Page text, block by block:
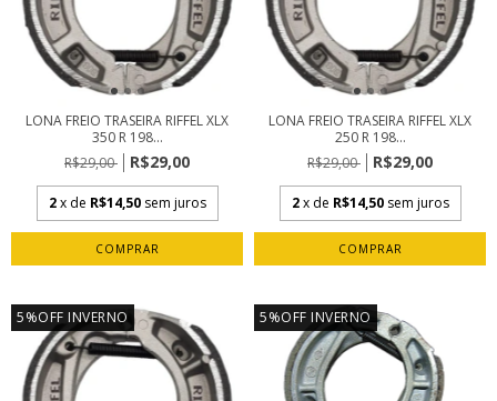
LONA FREIO TRASEIRA RIFFEL XLX
350 R 198...
R$29,00
R$29,00
2 x de R$14,50 sem juros
LONA FREIO TRASEIRA RIFFEL XLX
250 R 198...
R$29,00
R$29,00
2 x de R$14,50 sem juros
5%OFF INVERNO 5%OFF INVERNO